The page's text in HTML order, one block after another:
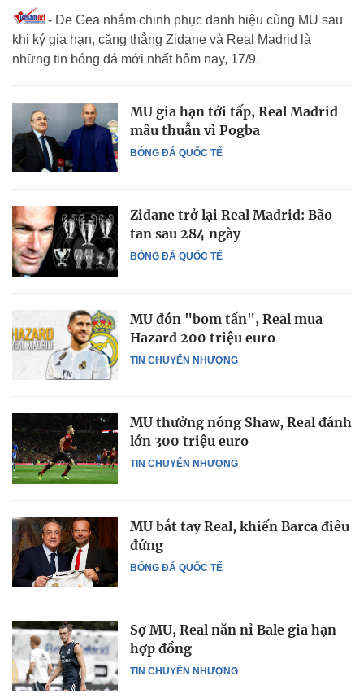
- De Gea nhắm chinh phục danh hiệu cùng MU sau
khi ký gia hạn, căng thẳng Zidane và Real Madrid là
những tin bóng đá mới nhất hôm nay, 17/9.
BÓNG ĐÁ QUỐC TẾ
MU gia hạn tới tấp, Real Madrid
mâu thuẫn vì Pogba
BÓNG ĐÁ QUỐC TẾ
Zidane trở lại Real Madrid: Bão
tan sau 284 ngày
TIN CHUYỂN NHƯỢNG
MU đón "bom tấn", Real mua
Hazard 200 triệu euro
TIN CHUYỂN NHƯỢNG
MU thưởng nóng Shaw, Real đánh
lớn 300 triệu euro
BÓNG ĐÁ QUỐC TẾ
MU bắt tay Real, khiến Barca điêu
đứng
TIN CHUYỂN NHƯỢNG
Sợ MU, Real năn nỉ Bale gia hạn
hợp đồng